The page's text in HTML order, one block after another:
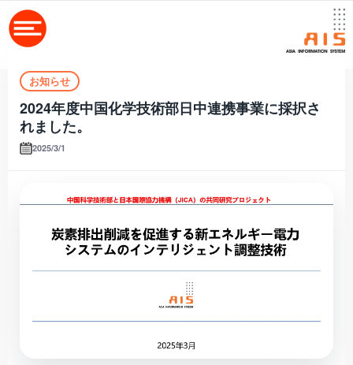
お知らせ
2024年度中国化学技術部日中連携事業に採択さ
れました。
2025/3/1